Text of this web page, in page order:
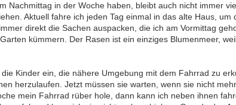
Nachmittag in der Woche haben, bleibt auch nicht immer
Aktuell fahre ich jeden Tag einmal in das alte Haus, um
direkt die Sachen auspacken, die ich am Vormittag
kümmern. Der Rasen ist ein einziges Blumenmeer,
Kinder ein, die nähere Umgebung mit dem Fahrrad zu
herzulaufen. Jetzt müssen sie warten, wenn sie nicht
mein Fahrrad rüber hole, dann kann ich neben ihnen